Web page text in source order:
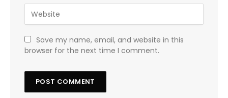
Save my name, email, and website in this
browser for the next time I comment.